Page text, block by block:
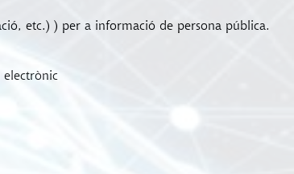
etc.) ) per a informació de persona pública.